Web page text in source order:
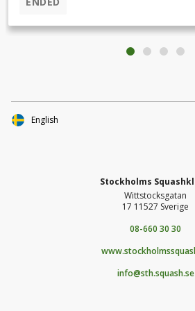
alternativ. Hallens bollmaskin är dock
med vissa viktiga defekter som inte
en modern bollmaskin kan vara en
seniorer och veteraner, kan komma
minskad risk att bli smittad. Här kan du se en av världens
Stockholms
Wittstocksgatan
17 11527 Sverige
08-660 30 30
info@sth.squash.se
English